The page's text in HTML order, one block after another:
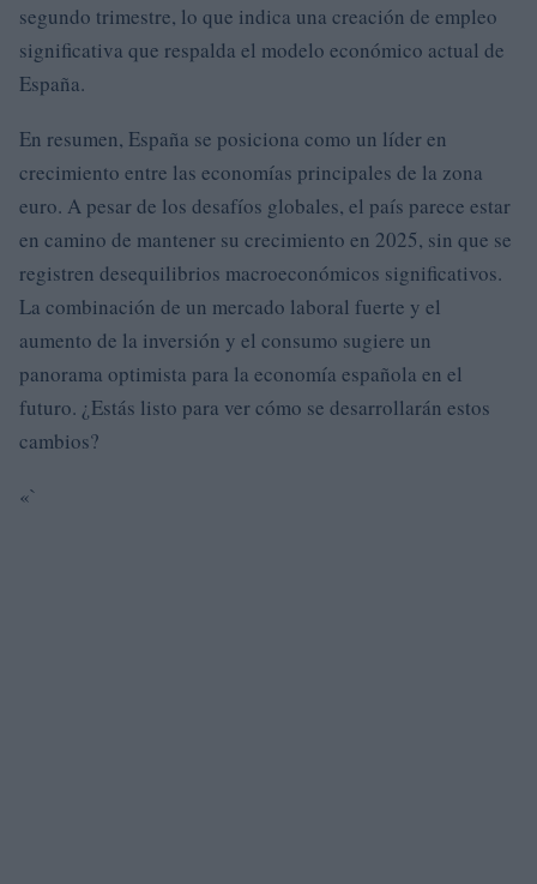
segundo trimestre, lo que indica una creación de empleo
significativa que respalda el modelo económico actual de
España.
En resumen, España se posiciona como un líder en
crecimiento entre las economías principales de la zona
euro. A pesar de los desafíos globales, el país parece estar
en camino de mantener su crecimiento en 2025, sin que se
registren desequilibrios macroeconómicos significativos.
La combinación de un mercado laboral fuerte y el
aumento de la inversión y el consumo sugiere un
panorama optimista para la economía española en el
futuro. ¿Estás listo para ver cómo se desarrollarán estos
cambios?
«`